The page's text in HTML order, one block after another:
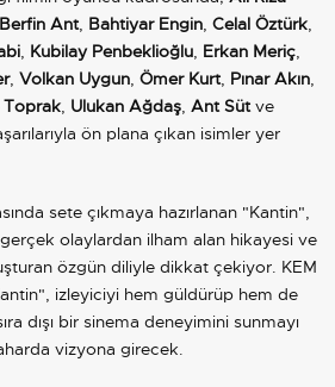
Berfin Ant, Bahtiyar Engin, Celal Öztürk,
, Kubilay Penbeklioğlu, Erkan Meriç,
, Volkan Uygun, Ömer Kurt, Pınar Akın,
Toprak, Ulukan Ağdaş, Ant Sütve
ön plana çıkan isimler yer
sete çıkmaya hazırlanan "Kantin",
olaylardan ilham alan hikayesi ve
özgün diliyle dikkat çekiyor. KEM
izleyiciyi hem güldürüp hem de
dışı bir sinema deneyimini sunmayı
vizyona girecek.